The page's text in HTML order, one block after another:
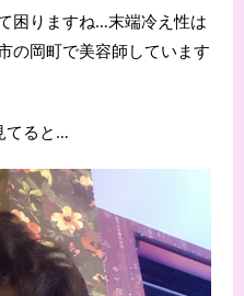
困りますね…末端冷え性は
の岡町で美容師しています
てると…